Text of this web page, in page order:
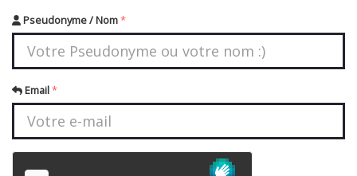
Pseudonyme / Nom*
Email*